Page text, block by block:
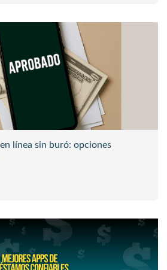
línea sin buró: opciones